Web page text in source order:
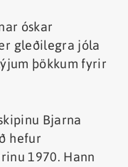
óskar
gleðilegra jóla
þökkum fyrir
Bjarna
hefur
1970. Hann